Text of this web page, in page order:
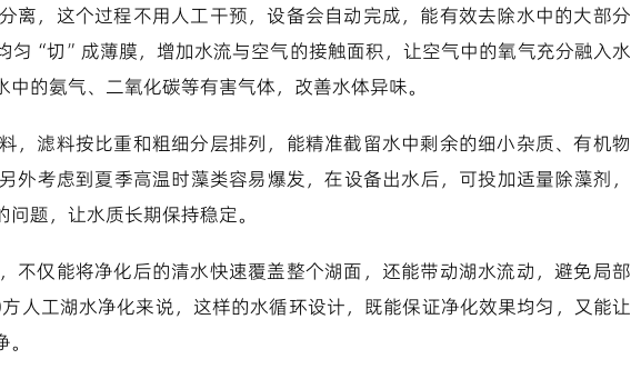
离，这个过程不用人工干预，设备会自动完成，能有效去除水中的大部分
匀“切”成薄膜，增加水流与空气的接触面积，让空气中的氧气充分融入水
的氨气、二氧化碳等有害气体，改善水体异味。
，滤料按比重和粗细分层排列，能精准截留水中剩余的细小杂质、有机物
考虑到夏季高温时藻类容易爆发，在设备出水后，可投加适量除藻剂，
题，让水质长期保持稳定。
不仅能将净化后的清水快速覆盖整个湖面，还能带动湖水流动，避免局部
人工湖水净化来说，这样的水循环设计，既能保证净化效果均匀，又能让